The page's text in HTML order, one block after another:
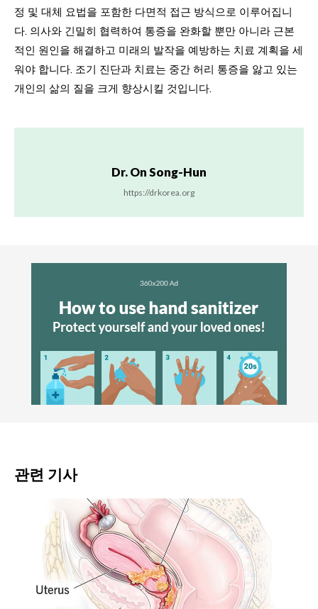
정 및 대체 요법을 포함한 다면적 접근 방식으로 이루어집니
다. 의사와 긴밀히 협력하여 통증을 완화할 뿐만 아니라 근본
적인 원인을 해결하고 미래의 발작을 예방하는 치료 계획을 세
워야 합니다. 조기 진단과 치료는 중간 허리 통증을 앓고 있는
개인의 삶의 질을 크게 향상시킬 것입니다.
Dr. On Song-Hun
https://drkorea.org
관련 기사